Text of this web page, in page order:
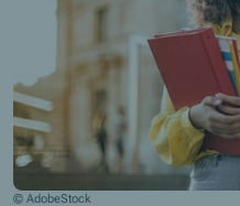
© AdobeStock